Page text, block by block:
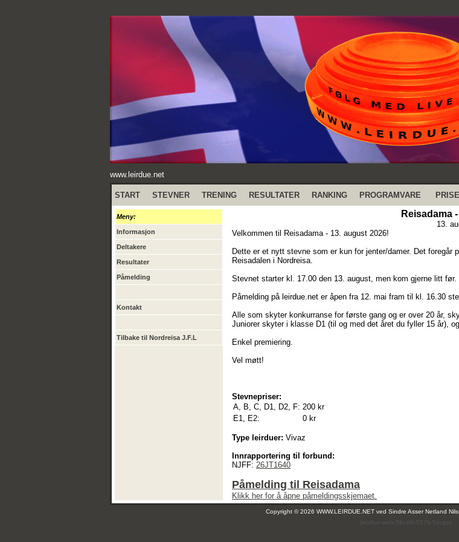
www.leirdue.net
START STEVNER TRENING RESULTATER RANKING PROGRAMVARE
Meny:
Informasjon
Deltakere
Resultater
Påmelding
Kontakt
Tilbake til Nordreisa J.F.L
Reisadama
13.
Velkommen til Reisadama - 13. august 2026!
Dette er et nytt stevne som er kun for jenter/damer. Det
Reisadalen i Nordreisa.
Stevnet starter kl. 17.00 den 13. august, men kom gjerne litt
Påmelding på leirdue.net er åpen fra 12. mai fram til kl. 16.30
Alle som skyter konkurranse for første gang og er over 20 år,
Juniorer skyter i klasse D1 (til og med det året du fyller 15 år),
Enkel premiering.
Vel møtt!
Stevnepriser:
A, B, C, D1, D2, F: 200 kr
E1, E2:
0 kr
Type leirduer: Vivaz
Innrapportering til forbund:
NJFF: 26JT1640
Påmelding til Reisadama
Klikk her for å åpne påmeldingsskjemaet.
Copyright © 2026 WWW.LEIRDUE.NET ved Sindre Asser Netland
(leirdue-web-76c49c557b-5zcqw)